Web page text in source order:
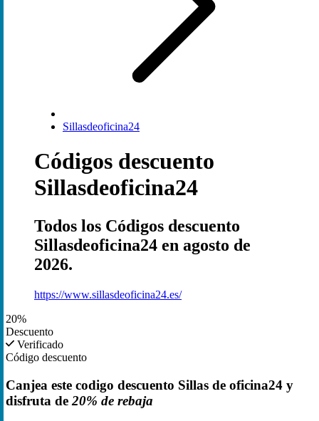
Sillasdeoficina24
Códigos descuento
Sillasdeoficina24
Todos los Códigos descuento
Sillasdeoficina24 en agosto de
2026.
https://www.sillasdeoficina24.es/
20%
Descuento
Verificado
Código descuento
Canjea este codigo descuento Sillas de oficina24 y
disfruta de 20% de rebaja